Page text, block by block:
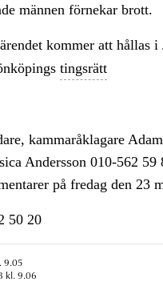
männen förnekar brott.
kommer att hållas i
tingsrätt
kammaråklagare
Andersson 010-562
på fredag den 23
50 20
9.05
kl. 9.06